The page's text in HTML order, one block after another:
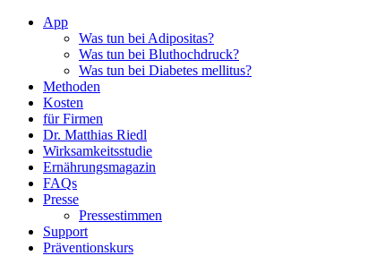
App
Was tun bei Adipositas?
Was tun bei Bluthochdruck?
Was tun bei Diabetes mellitus?
Methoden
Kosten
für Firmen
Dr. Matthias Riedl
Wirksamkeitsstudie
Ernährungsmagazin
FAQs
Presse
Pressestimmen
Support
Präventionskurs